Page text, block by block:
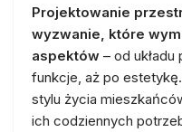
Projektowanie
wyzwanie, które
aspektów – od
funkcje, aż po
stylu życia
ich codziennych